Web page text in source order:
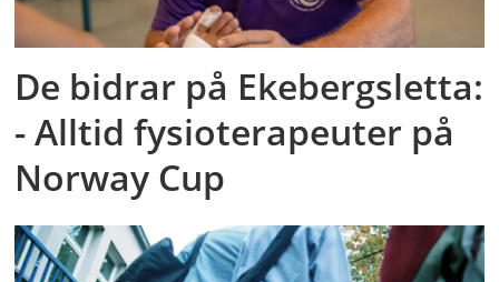
De bidrar på Ekebergsletta:
- Alltid fysioterapeuter på
Norway Cup